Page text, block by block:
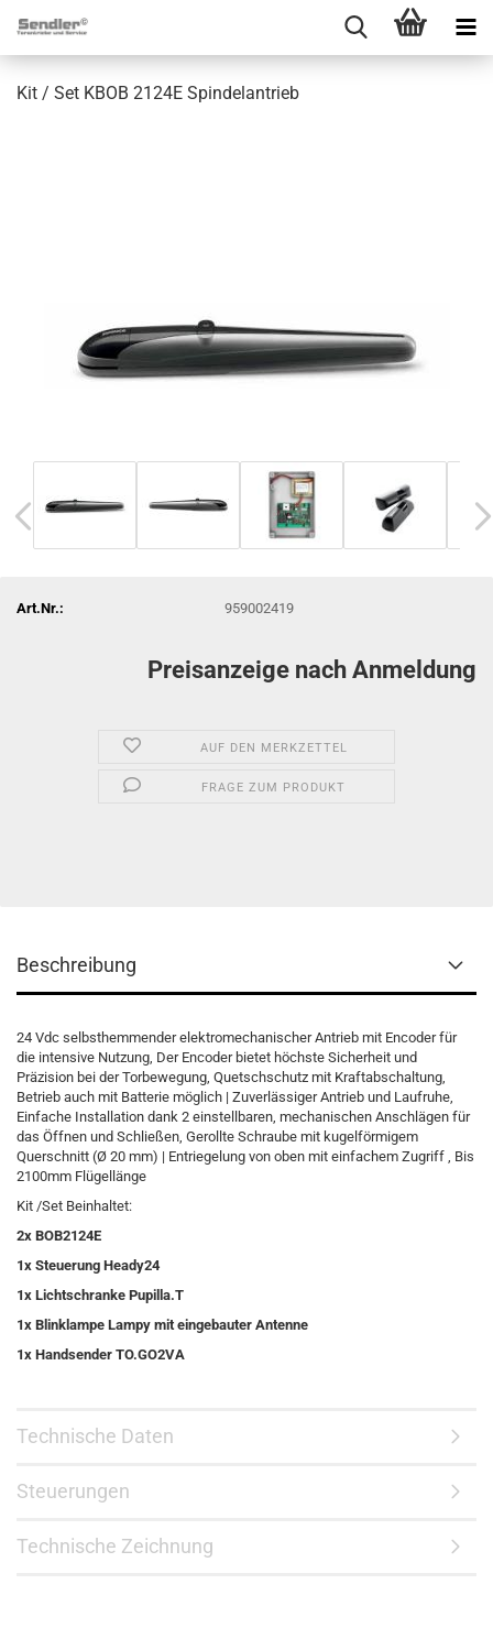
Kit / Set KBOB 2124E Spin­del­an­trieb
Art.Nr.: 959002419
Preisanzeige nach Anmeldung
AUF DEN MERKZETTEL
FRAGE ZUM PRODUKT
Beschreibung
24 Vdc selbsthemmender elektromechanischer Antrieb mit Encoder für
die intensive Nutzung, Der Encoder bietet höchste Sicherheit und
Präzision bei der Torbewegung, Quetschschutz mit Kraftabschaltung,
Betrieb auch mit Batterie möglich | Zuverlässiger Antrieb und Laufruhe,
Einfache Installation dank 2 einstellbaren, mechanischen Anschlägen für
das Öffnen und Schließen, Gerollte Schraube mit kugelförmigem
Querschnitt (Ø 20 mm) | Entriegelung von oben mit einfachem Zugriff , Bis
2100mm Flügellänge
Kit /Set Beinhaltet:
2x BOB2124E
1x Steuerung Heady24
1x Lichtschranke Pupilla.T
1x Blinklampe Lampy mit eingebauter Antenne
1x Handsender TO.GO2VA
Technische Daten
Steuerungen
Technische Zeichnung